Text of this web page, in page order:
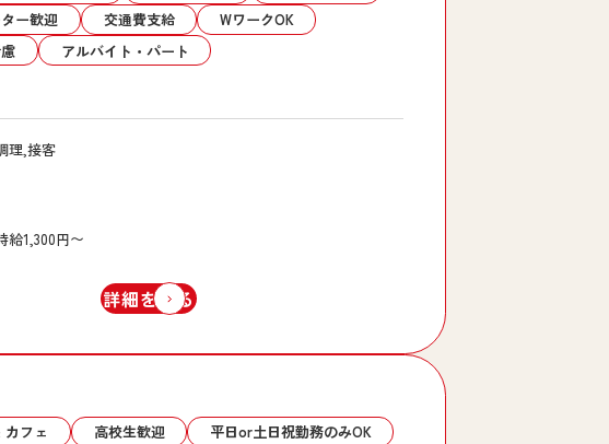
ー歓迎
交通費支給
WワークOK
アルバイト・パート
理,接客
給1,300円〜
詳細を見る
カフェ 高校生歓迎
平日or土日祝勤務のみOK